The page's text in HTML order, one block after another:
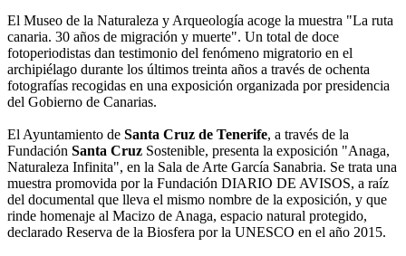
El Museo de la Naturaleza y Arqueología acoge la muestra "La ruta
canaria. 30 años de migración y muerte". Un total de doce
fotoperiodistas dan testimonio del fenómeno migratorio en el
archipiélago durante los últimos treinta años a través de ochenta
fotografías recogidas en una exposición organizada por presidencia
del Gobierno de Canarias.
El Ayuntamiento de Santa Cruz de Tenerife, a través de la
Fundación Santa Cruz Sostenible, presenta la exposición "Anaga,
Naturaleza Infinita", en la Sala de Arte García Sanabria. Se trata una
muestra promovida por la Fundación DIARIO DE AVISOS, a raíz
del documental que lleva el mismo nombre de la exposición, y que
rinde homenaje al Macizo de Anaga, espacio natural protegido,
declarado Reserva de la Biosfera por la UNESCO en el año 2015.